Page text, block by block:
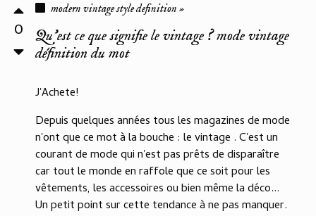
0
modern vintage style definition »
Qu'est ce que signifie le vintage ? mode vintage
définition du mot
J'Achete!
Depuis quelques années tous les magazines de mode
n'ont que ce mot à la bouche : le vintage . C'est un
courant de mode qui n'est pas prêts de disparaître
car tout le monde en raffole que ce soit pour les
vêtements, les accessoires ou bien même la déco...
Un petit point sur cette tendance à ne pas manquer.